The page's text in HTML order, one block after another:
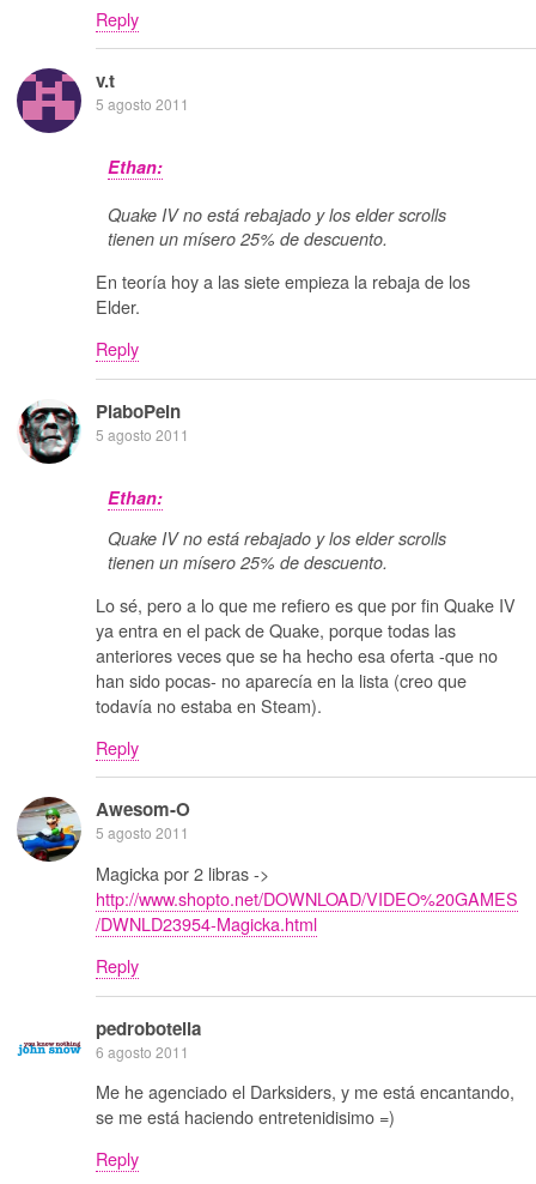
Reply
v.t
5 agosto 2011
Ethan:
Quake IV no está rebajado y los elder scrolls
tienen un mísero 25% de descuento.
En teoría hoy a las siete empieza la rebaja de los
Elder.
Reply
PlaboPein
5 agosto 2011
Ethan:
Quake IV no está rebajado y los elder scrolls
tienen un mísero 25% de descuento.
Lo sé, pero a lo que me refiero es que por fin Quake IV
ya entra en el pack de Quake, porque todas las
anteriores veces que se ha hecho esa oferta -que no
han sido pocas- no aparecía en la lista (creo que
todavía no estaba en Steam).
Reply
Awesom-O
5 agosto 2011
Magicka por 2 libras ->
http://www.shopto.net/DOWNLOAD/VIDEO%20GAMES
/DWNLD23954-Magicka.html
Reply
pedrobotella
6 agosto 2011
Me he agenciado el Darksiders, y me está encantando,
se me está haciendo entretenidisimo =)
Reply